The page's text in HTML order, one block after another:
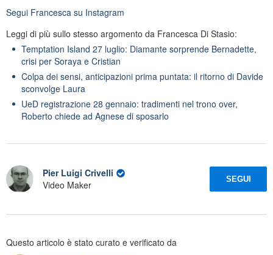
Segui Francesca su Instagram
Leggi di più sullo stesso argomento da Francesca Di Stasio:
Temptation Island 27 luglio: Diamante sorprende Bernadette,
crisi per Soraya e Cristian
Colpa dei sensi, anticipazioni prima puntata: il ritorno di Davide
sconvolge Laura
UeD registrazione 28 gennaio: tradimenti nel trono over,
Roberto chiede ad Agnese di sposarlo
Pier Luigi Crivelli
Video Maker
SEGUI
Questo articolo è stato curato e verificato da